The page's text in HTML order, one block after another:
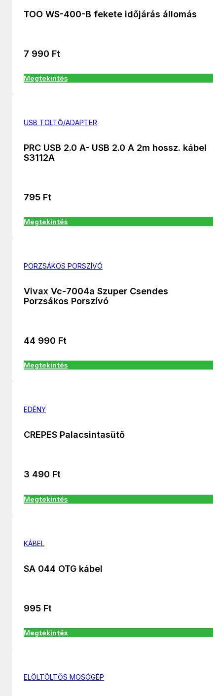
TOO WS-400-B fekete időjárás állomás
7 990 Ft
Megtekintés
USB TÖLTŐ/ADAPTER
PRC USB 2.0 A- USB 2.0 A 2m hossz. kábel
S3112A
795 Ft
Megtekintés
PORZSÁKOS PORSZÍVÓ
Vivax Vc-7004a Szuper Csendes
Porzsákos Porszívó
44 990 Ft
Megtekintés
EDÉNY
CREPES Palacsintasütő
3 490 Ft
Megtekintés
KÁBEL
SA 044 OTG kábel
995 Ft
Megtekintés
ELÖLTÖLTŐS MOSÓGÉP